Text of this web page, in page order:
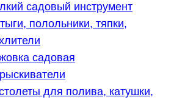
садовый инструмент
полольники, тяпки,
садовая
для полива, катушки,